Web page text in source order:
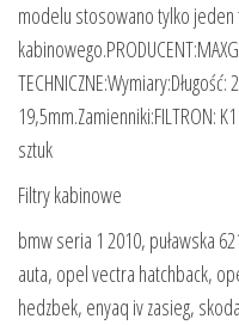
modelu stosowano tylko jeden
19,5mm.Zamienniki:FILTRON:
sztuk
Filtry kabinowe
bmw seria 1 2010, puławska
auta, opel vectra hatchback,
hedzbek, enyaq iv zasieg,